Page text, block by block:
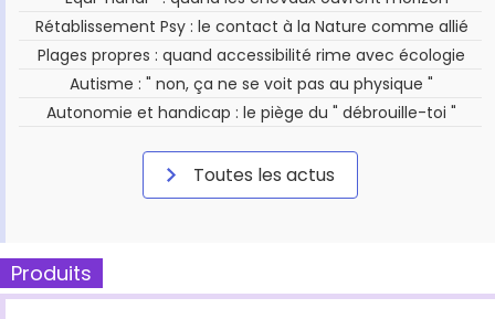
Rétablissement Psy : le contact à la Nature comme allié
Plages propres : quand accessibilité rime avec écologie
Autisme : " non, ça ne se voit pas au physique "
Autonomie et handicap : le piège du " débrouille-toi "
Toutes les actus
Produits